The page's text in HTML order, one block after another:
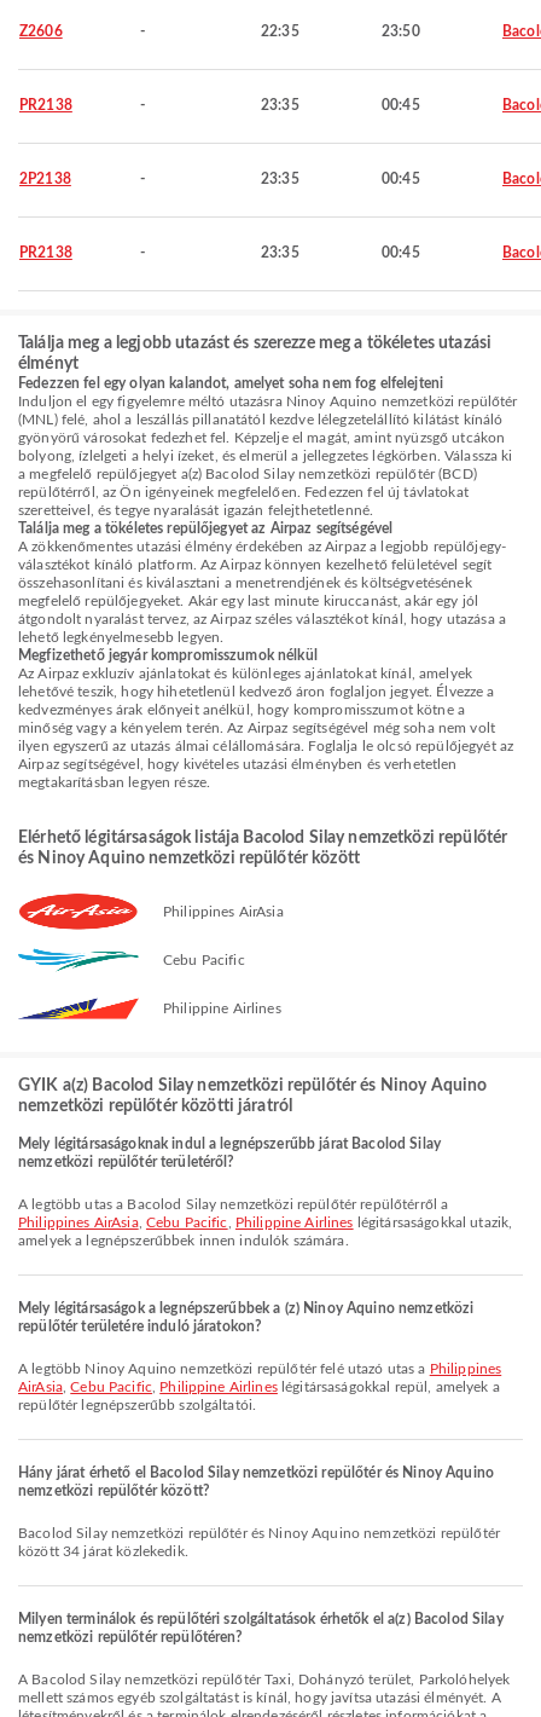
Z2606 - 22:35 23:50
PR2138 - 23:35 00:45
2P2138 - 23:35 00:45
PR2138 - 23:35 00:45
Találja meg a legjobb utazást és szerezze meg a tökéletes utazási
élményt
Fedezzen fel egy olyan kalandot, amelyet soha nem fog elfelejteni
Induljon el egy figyelemre méltó utazásra Ninoy Aquino nemzetközi repülőtér
(MNL) felé, ahol a leszállás pillanatától kezdve lélegzetelállító kilátást kínáló
gyönyörű városokat fedezhet fel. Képzelje el magát, amint nyüzsgő utcákon
bolyong, ízlelgeti a helyi ízeket, és elmerül a jellegzetes légkörben. Válassza ki
a megfelelő repülőjegyet a(z) Bacolod Silay nemzetközi repülőtér (BCD)
repülőtérről, az Ön igényeinek megfelelően. Fedezzen fel új távlatokat
szeretteivel, és tegye nyaralását igazán felejthetetlenné.
Találja meg a tökéletes repülőjegyet az Airpaz segítségével
A zökkenőmentes utazási élmény érdekében az Airpaz a legjobb repülőjegy-
választékot kínáló platform. Az Airpaz könnyen kezelhető felületével segít
összehasonlítani és kiválasztani a menetrendjének és költségvetésének
megfelelő repülőjegyeket. Akár egy last minute kiruccanást, akár egy jól
átgondolt nyaralást tervez, az Airpaz széles választékot kínál, hogy utazása a
lehető legkényelmesebb legyen.
Megfizethető jegyár kompromisszumok nélkül
Az Airpaz exkluzív ajánlatokat és különleges ajánlatokat kínál, amelyek
lehetővé teszik, hogy hihetetlenül kedvező áron foglaljon jegyet. Élvezze a
kedvezményes árak előnyeit anélkül, hogy kompromisszumot kötne a
minőség vagy a kényelem terén. Az Airpaz segítségével még soha nem volt
ilyen egyszerű az utazás álmai célállomására. Foglalja le olcsó repülőjegyét az
Airpaz segítségével, hogy kivételes utazási élményben és verhetetlen
megtakarításban legyen része.
Elérhető légitársaságok listája Bacolod Silay nemzetközi repülőtér
és Ninoy Aquino nemzetközi repülőtér között
Philippines AirAsia
Cebu Pacific
Philippine Airlines
GYIK a(z) Bacolod Silay nemzetközi repülőtér és Ninoy Aquino
nemzetközi repülőtér közötti járatról
Mely légitársaságoknak indul a legnépszerűbb járat Bacolod Silay
nemzetközi repülőtér területéről?
A legtöbb utas a Bacolod Silay nemzetközi repülőtér repülőtérről a
Philippines AirAsia, Cebu Pacific Philippine Airlines légitársaságokkal utazik,
amelyek a legnépszerűbbek innen indulók számára.
Mely légitársaságok a legnépszerűbbek a (z) Ninoy Aquino nemzetközi
repülőtér területére induló járatokon?
A legtöbb Ninoy Aquino nemzetközi repülőtér felé utazó utas a Philippines
AirAsia,Cebu Pacific Philippine Airlineslégitársaságokkal repül, amelyek a
repülőtér legnépszerűbb szolgáltatói.
Hány járat érhető el Bacolod Silay nemzetközi repülőtér és Ninoy Aquino
nemzetközi repülőtér között?
Bacolod Silay nemzetközi repülőtér és Ninoy Aquino nemzetközi repülőtér
között 34 járat közlekedik.
Milyen terminálok és repülőtéri szolgáltatások érhetők el a(z) Bacolod Silay
nemzetközi repülőtér repülőtéren?
A Bacolod Silay nemzetközi repülőtér Taxi, Dohányzó terület, Parkolóhelyek
mellett számos egyéb szolgáltatást is kínál, hogy javítsa utazási élményét. A